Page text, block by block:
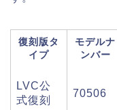
復刻版タ
イプ
モデルナ
ンバー
LVC公
式復刻
70506